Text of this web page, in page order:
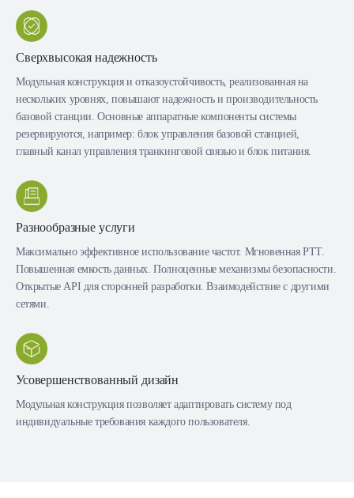
Сверхвысокая надежность
Модульная конструкция и отказоустойчивость, реализованная на
нескольких уровнях, повышают надежность и производительность
базовой станции. Основные аппаратные компоненты системы
резервируются, например: блок управления базовой станцией,
главный канал управления транкинговой связью и блок питания.
Разнообразные услуги
Максимально эффективное использование частот. Мгновенная РТТ.
Повышенная емкость данных. Полноценные механизмы безопасности.
Открытые API для сторонней разработки. Взаимодействие с другими
сетями.
Усовершенствованный дизайн
Модульная конструкция позволяет адаптировать систему под
индивидуальные требования каждого пользователя.